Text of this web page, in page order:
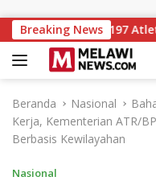
Breaking News
7 Diikuti 197 Atlet,
Beranda Nasional
Kerja, Kementerian ATR/
Berbasis Kewilayahan
Nasional